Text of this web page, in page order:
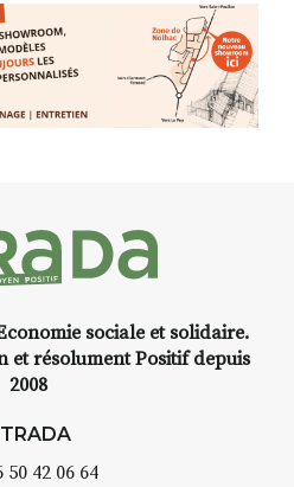
en off du festival
temporaire vous
INTERVIEW
ouvert une galerie à
sociale et solidaire.
et résolument Positif depuis
2008
50 42 06 64